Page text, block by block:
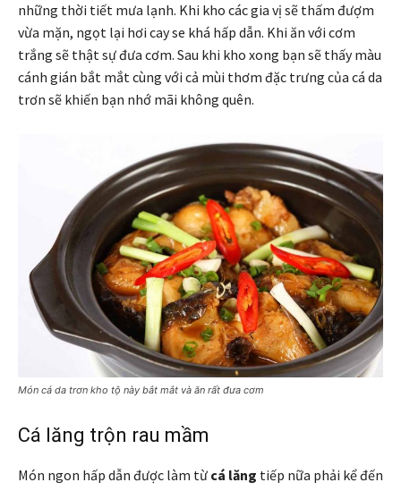
những thời tiết mưa lạnh. Khi kho các gia vị sẽ thấm đượm
vừa mặn, ngọt lại hơi cay se khá hấp dẫn. Khi ăn với cơm
trắng sẽ thật sự đưa cơm. Sau khi kho xong bạn sẽ thấy màu
cánh gián bắt mắt cùng với cả mùi thơm đặc trưng của cá da
trơn sẽ khiến bạn nhớ mãi không quên.
Món cá da trơn kho tộ này bắt mắt và ăn rất đưa cơm
Cá lăng trộn rau mầm
Món ngon hấp dẫn được làm từ cá lăng tiếp nữa phải kể đến